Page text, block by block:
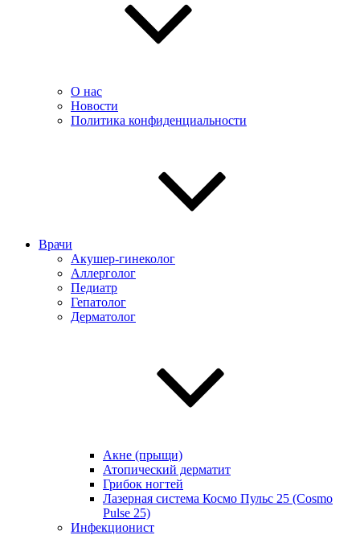
О нас
Новости
Политика конфиденциальности
Врачи
Акушер-гинеколог
Аллерголог
Педиатр
Гепатолог
Дерматолог
Акне (прыщи)
Атопический дерматит
Грибок ногтей
Лазерная система Космо Пульс 25 (Cosmo
Pulse 25)
Инфекционист